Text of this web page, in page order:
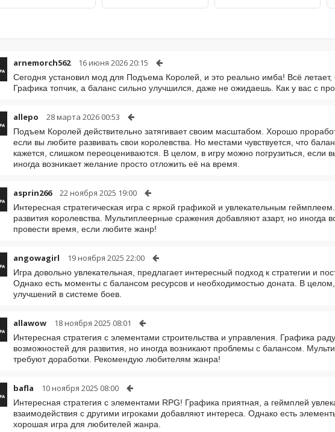
arnemorch562 16 июня 2026 20:15
Сегодня установил мод для Подъема Королей, и это реально имба! Всё летает,
Графика топчик, а баланс сильно улучшился, даже не ожидаешь. Как у вас с
allepo 28 марта 2026 00:53
Подъем Королей действительно затягивает своим масштабом. Хорошо
если вы любите развивать свои королевства. Но местами чувствуется, что
кажется, слишком переоцениваются. В целом, в игру можно погрузиться, если
иногда возникает желание просто отложить её на время.
asprin266 22 ноября 2025 19:00
Интересная стратегическая игра с яркой графикой и увлекательным
развития королевства. Мультиплеерные сражения добавляют азарт, но
провести время, если любите жанр!
angowagirl 19 ноября 2025 22:00
Игра довольно увлекательная, предлагает интересный подход к стратегии и
Однако есть моменты с балансом ресурсов и необходимостью доната. В
улучшений в системе боев.
allawow 18 ноября 2025 08:01
Интересная стратегия с элементами строительства и управления. Графика
возможностей для развития, но иногда возникают проблемы с балансом.
требуют доработки. Рекомендую любителям жанра!
bafla 10 ноября 2025 08:00
Интересная стратегия с элементами RPG! Графика приятная, а геймплей
взаимодействия с другими игроками добавляют интереса. Однако есть
хорошая игра для любителей жанра.